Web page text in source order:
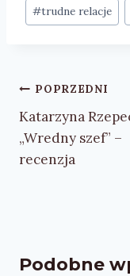
#trudne relacje
Nawigacja
wpisu
POPRZEDNI
Katarzyna
„Wredny szef” –
recenzja
Podobne